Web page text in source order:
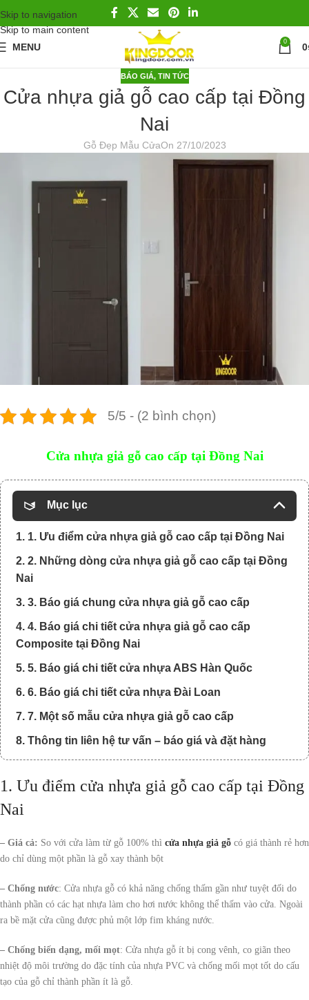
Skip to navigation
Skip to main content
MENU
0 0
BÁO GIÁ, TIN TỨC
Cửa nhựa giả gỗ cao cấp tại Đồng
Nai
Gỗ Đẹp Mẫu CửaOn 27/10/2023
5/5 - (2 bình chọn)
Cửa nhựa giả gỗ cao cấp tại Đồng Nai
Mục lục
1. 1. Ưu điểm cửa nhựa giả gỗ cao cấp tại Đồng Nai
2. 2. Những dòng cửa nhựa giả gỗ cao cấp tại Đồng
Nai
3. 3. Báo giá chung cửa nhựa giả gỗ cao cấp
4. 4. Báo giá chi tiết cửa nhựa giả gỗ cao cấp
Composite tại Đồng Nai
5. 5. Báo giá chi tiết cửa nhựa ABS Hàn Quốc
6. 6. Báo giá chi tiết cửa nhựa Đài Loan
7. 7. Một số mẫu cửa nhựa giả gỗ cao cấp
8. Thông tin liên hệ tư vấn – báo giá và đặt hàng
1. Ưu điểm cửa nhựa giả gỗ cao cấp tại Đồng
Nai
– Giá cả: So với cửa làm từ gỗ 100% thì cửa nhựa giả gỗ có giá thành rẻ hơn
do chỉ dùng một phần là gỗ xay thành bột
– Chống nước: Cửa nhựa gỗ có khả năng chống thấm gần như tuyệt đối do
thành phần có các hạt nhựa làm cho hơi nước không thể thấm vào cửa. Ngoài
ra bề mặt cửa cũng được phủ một lớp fim kháng nước.
– Chống biến dạng, mối mọt: Cửa nhựa gỗ ít bị cong vênh, co giãn theo
nhiệt độ môi trường do đặc tính của nhựa PVC và chống mối mọt tốt do cấu
tạo của gỗ chỉ thành phần ít là gỗ.